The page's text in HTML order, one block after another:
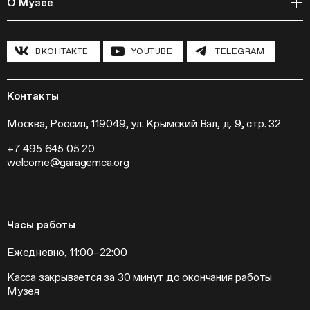
Полевые исследования
Инклюзивные программы
Конференции
Программа «Новые медиа»
Кинопрограмма
Выставки
Слет институций современного искусства
Курсы
Циклы лекций
Павильон «Шестигранник»
Хроника Музея «Гараж»
Новости
Пресса
Контакты
ВКОНТАКТЕ YOUTUBE TELEGRAM
Контакты
Москва, Россия, 119049, ул. Крымский Вал, д. 9, стр. 32
+7 495 645 05 20
welcome@garagemca.org
Часы работы
Ежедневно, 11:00–22:00
Касса закрывается за 30 минут до окончания работы
Музея